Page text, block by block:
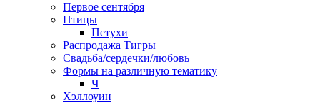
Первое сентября
Птицы
Петухи
Распродажа Тигры
Свадьба/сердечки/любовь
Формы на различную тематику
Ч
Хэллоуин